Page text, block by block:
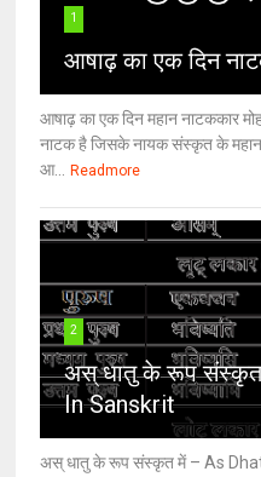
1
आषाढ़ का एक दिन
आषाढ़ का एक दिन महान नाटककार
नाटक है जिसके नायक संस्कृत के
आ... Readmore
2
अस् धातु के रूप
In Sanskrit
अस् धातु के रूप संस्कृत में – As